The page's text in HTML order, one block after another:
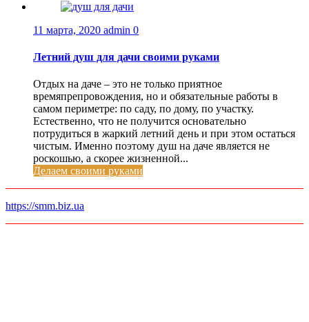
11 марта, 2020 admin 0
Летний душ для дачи своими руками
Отдых на даче – это не только приятное
времяпрепровождения, но и обязательные работы в
самом периметре: по саду, по дому, по участку.
Естественно, что не получится основательно
потрудиться в жаркий летний день и при этом остаться
чистым. Именно поэтому душ на даче является не
роскошью, а скорее жизненной...
Делаем своими руками
https://smm.biz.ua